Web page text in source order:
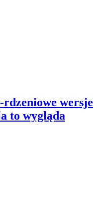
wersje
to wygląda